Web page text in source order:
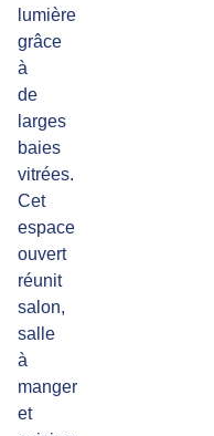
lumière
grâce
à
de
larges
baies
vitrées.
Cet
espace
ouvert
réunit
salon,
salle
à
manger
et